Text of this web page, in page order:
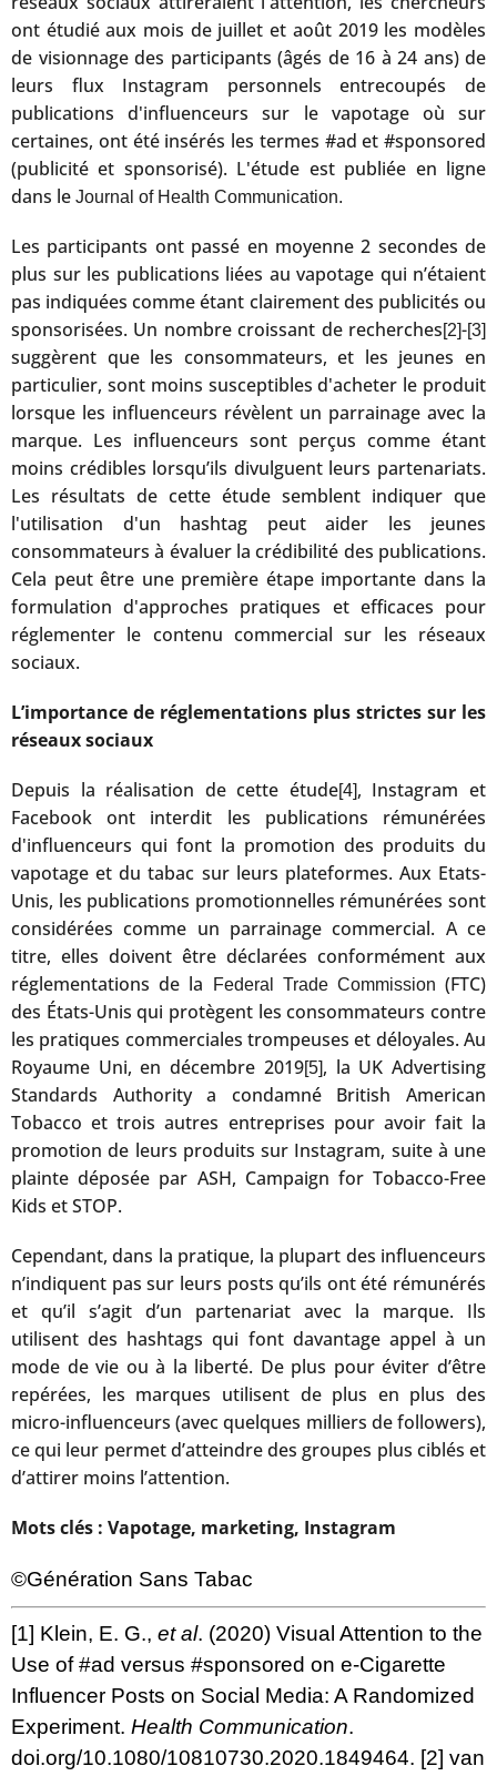
ont étudié aux mois de juillet et août 2019 les modèles
de visionnage des participants (âgés de 16 à 24 ans) de
leurs flux Instagram personnels entrecoupés de
publications d'influenceurs sur le vapotage où sur
certaines, ont été insérés les termes #ad et #sponsored
(publicité et sponsorisé). L'étude est publiée en ligne
dans le Journal of Health Communication.
Les participants ont passé en moyenne 2 secondes de
plus sur les publications liées au vapotage qui n’étaient
pas indiquées comme étant clairement des publicités ou
sponsorisées. Un nombre croissant de recherches[2]-[3]
suggèrent que les consommateurs, et les jeunes en
particulier, sont moins susceptibles d'acheter le produit
lorsque les influenceurs révèlent un parrainage avec la
marque. Les influenceurs sont perçus comme étant
moins crédibles lorsqu’ils divulguent leurs partenariats.
Les résultats de cette étude semblent indiquer que
l'utilisation d'un hashtag peut aider les jeunes
consommateurs à évaluer la crédibilité des publications.
Cela peut être une première étape importante dans la
formulation d'approches pratiques et efficaces pour
réglementer le contenu commercial sur les réseaux
sociaux.
L’importance de réglementations plus strictes sur les
réseaux sociaux
Depuis la réalisation de cette étude[4], Instagram et
Facebook ont interdit les publications rémunérées
d'influenceurs qui font la promotion des produits du
vapotage et du tabac sur leurs plateformes. Aux Etats-
Unis, les publications promotionnelles rémunérées sont
considérées comme un parrainage commercial. A ce
titre, elles doivent être déclarées conformément aux
réglementations de la
Federal Trade Commission (FTC)
des États-Unis qui protègent les consommateurs contre
les pratiques commerciales trompeuses et déloyales. Au
Royaume Uni, en décembre 2019[5], la UK Advertising
Standards Authority a condamné British American
Tobacco et trois autres entreprises pour avoir fait la
promotion de leurs produits sur Instagram, suite à une
plainte déposée par ASH, Campaign for Tobacco-Free
Kids et STOP.
Cependant, dans la pratique, la plupart des influenceurs
n’indiquent pas sur leurs posts qu’ils ont été rémunérés
et qu’il s’agit d’un partenariat avec la marque. Ils
utilisent des hashtags qui font davantage appel à un
mode de vie ou à la liberté. De plus pour éviter d’être
repérées, les marques utilisent de plus en plus des
micro-influenceurs (avec quelques milliers de followers),
ce qui leur permet d’atteindre des groupes plus ciblés et
d’attirer moins l’attention.
Mots clés : Vapotage, marketing, Instagram
©Génération Sans Tabac
[1] Klein, E. G., et al. (2020) Visual Attention to the
Use of #ad versus #sponsored on e-Cigarette
Influencer Posts on Social Media: A Randomized
Experiment. Health Communication.
doi.org/10.1080/10810730.2020.1849464. [2] van